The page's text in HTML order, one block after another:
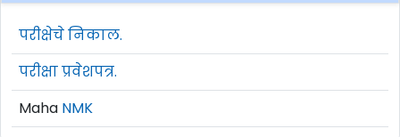
परीक्षेचे निकाल.
परीक्षा प्रवेशपत्र.
Maha NMK